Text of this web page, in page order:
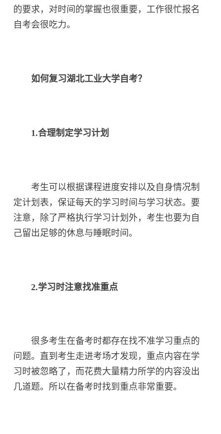
的要求，对时间的掌握也很重要，工作很忙报名
自考会很吃力。
如何复习湖北工业大学自考？
1.合理制定学习计划
考生可以根据课程进度安排以及自身情况制
定计划表，保证每天的学习时间与学习状态。要
注意，除了严格执行学习计划外，考生也要为自
己留出足够的休息与睡眠时间。
2.学习时注意找准重点
很多考生在备考时都存在找不准学习重点的
问题。直到考生走进考场才发现，重点内容在学
习时被忽略了，而花费大量精力所学的内容没出
几道题。所以在备考时找到重点非常重要。